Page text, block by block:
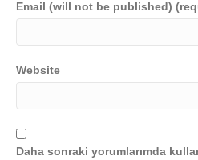
Email (will not be published)
Website
Daha sonraki yorumlarımda